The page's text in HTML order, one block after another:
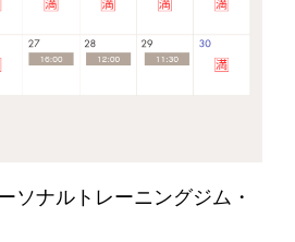
ソナルトレーニングジム・